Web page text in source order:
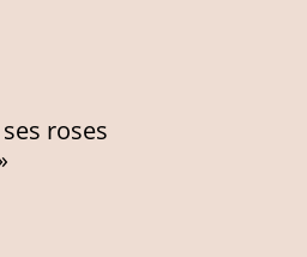
roses